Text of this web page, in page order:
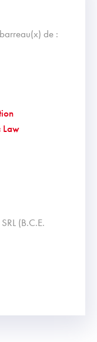
de :
Law